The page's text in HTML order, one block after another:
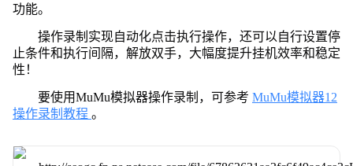
功能。
操作录制实现自动化点击执行操作，还可以自行设置停
止条件和执行间隔，解放双手，大幅度提升挂机效率和稳定
性！
要使用MuMu模拟器操作录制，可参考 MuMu模拟器12
操作录制教程 。